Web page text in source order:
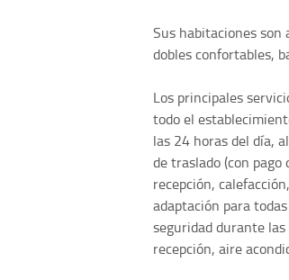
Sus habitaciones son
dobles confortables,
Los principales
todo el
las 24 horas del día,
de traslado (con
recepción,
adaptación para
seguridad durante
recepción, aire